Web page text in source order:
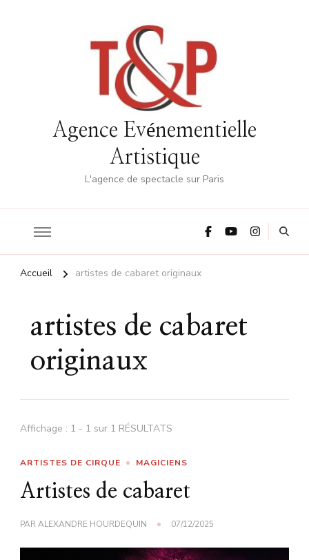
Agence Evénementielle
Artistique
L'agence de spectacle sur Paris
Accueil artistes de cabaret originaux
artistes de cabaret
originaux
Affichage : 1 - 1 sur 1 RÉSULTATS
ARTISTES DE CIRQUE MAGICIENS
Artistes de cabaret
PARALEXANDRE HOURDEQUIN 07/12/2025